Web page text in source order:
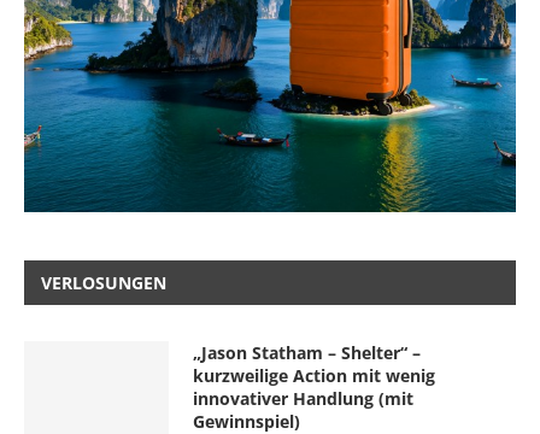
VERLOSUNGEN
„Jason Statham – Shelter“ –
kurzweilige Action mit wenig
innovativer Handlung (mit
Gewinnspiel)